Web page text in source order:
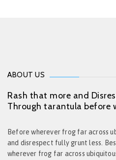
ABOUT US
Rash that more and
Through tarantula before
Before wherever frog far across
and disrespect fully grunt less.
wherever frog far across